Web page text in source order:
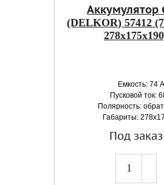
Аккумулятор
(DELKOR) 57412
Емкость: 74
Пусковой ток:
Полярность:
Габариты:
Под заказ